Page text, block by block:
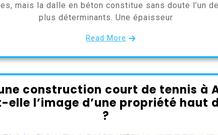
mais la dalle en béton constitue sans doute l’un
plus déterminants. Une épaisseur
Read More
construction court de tennis à
l’image d’une propriété haut
?